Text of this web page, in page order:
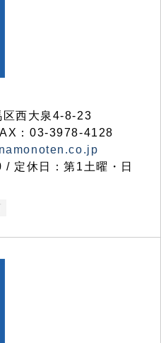
西大泉4-8-23
：03-3978-4128
定休日：第1土曜・日